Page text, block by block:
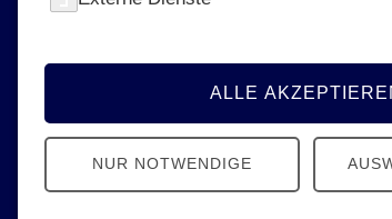
Aktuelles & Presse
News, Termine, Podcast - Erfahren
alles Neue von den Johannitern
ALLE
NUR NOTWENDIGE